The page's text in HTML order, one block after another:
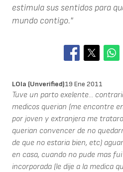
estimula sus sentidos para
mundo contigo."
LOla (unverified)19 Ene 2011
Tuve un parto exelente...
medicos querian (me encontre
por joven y extranjera me
querian convencer de no
de que no estaria bien, etc)
en casa, cuando no pude mas
incorporada (le dije a la medica